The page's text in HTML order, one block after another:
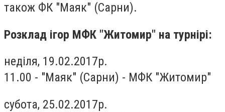
також ФК "Маяк" (Сарни).
Розклад ігор МФК "Житомир" на турнірі:
неділя, 19.02.2017р.
11.00 - "Маяк" (Сарни) - МФК "Житомир"
субота, 25.02.2017р.